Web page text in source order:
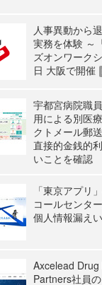
人事異動から
実務を体験 ～
ズオンワーク
日 大阪で開催
宇都宮病院職
用による別医
クトメール郵
直接的金銭的
いことを確認
「東京アプリ
コールセンタ
個人情報漏えい
Axcelead
Partners社員